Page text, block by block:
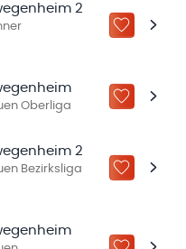
2
ZU „MEINE
Oberliga ZU „MEINE
2
Bezirksliga
ZU „MEINE